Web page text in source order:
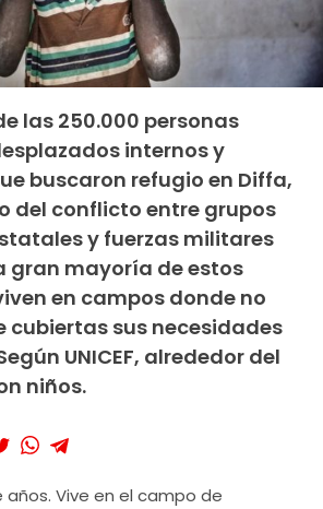
las 250.000 personas
internos y
buscaron refugio en Diffa,
del conflicto entre grupos
y fuerzas militares
gran mayoría de estos
en campos donde no
cubiertas sus necesidades
UNICEF, alrededor del
niños.
Vive en el campo de